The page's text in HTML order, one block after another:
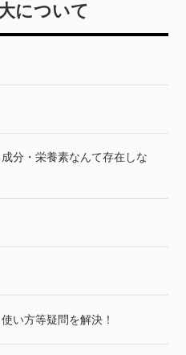
について
分・栄養素なんて存在しな
い方等疑問を解決！